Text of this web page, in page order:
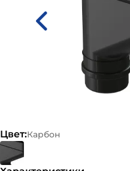
Цвет:Карбон